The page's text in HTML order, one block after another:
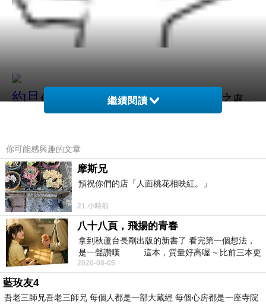
約旦位於中東 黎凡特地區和 阿拉伯地區
相會之處，
政治上非常不穩定的地方，在歷史上受到眾多權力
的控
制...
繼續閱讀
你可能感興趣的文章
摩斯兄
預祝你們的店「人面桃花相映紅。」
21 小時前
八十八頁，飛揚的青春
拿到秋蘆台長剛出版的新書了 看完第一個想法，
是一聲讚嘆 這本，質量好高喔 ~ 比前三本更
勝一
2026-08-05
藍玫友4
吾老三師兄吾老三師兄 每個人都是一部大藏經 每個心房都是一座寺院